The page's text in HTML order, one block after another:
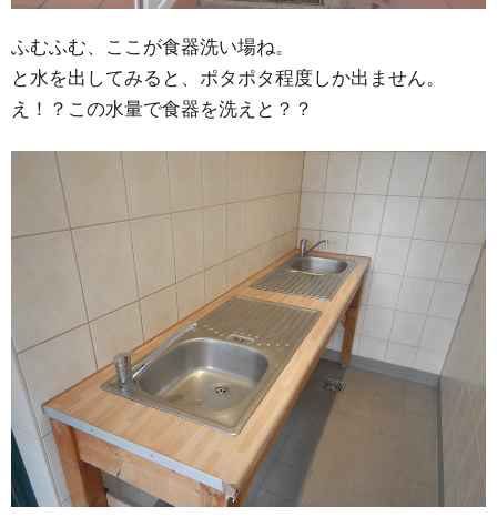
ふむふむ、ここが食器洗い場ね。
と水を出してみると、ポタポタ程度しか出ません。
え！？この水量で食器を洗えと？？